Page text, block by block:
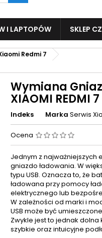
I LAPTOPÓW SKLEP
Redmi 7
Wymiana
XIAOMI REDMI 7
Indeks Marka Serwis
Ocena
Jednym z
gniazdo ładowania. W
typu USB. Oznacza to, że
ładowana przy pomocy
elektrycznego lub
W zależności od marki i
USB może być
Zwykle jest to jednak
szybkie oraz intuicyjne